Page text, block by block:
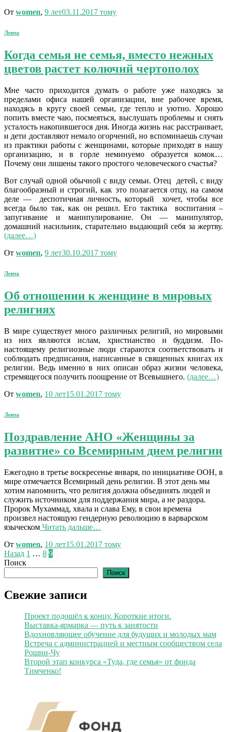
От women, 9 лет03.11.2017 тому
Лента
Когда семья не семья, вместо нежных
цветов растет колючий чертополох
Мне часто приходится думать о работе уже находясь за
пределами офиса нашей организации, вне рабочее время,
находясь в кругу своей семьи, где тепло и уютно. Хорошо
попить вместе чаю, посмеяться, выслушать проблемы и снять
усталость накопившегося дня. Иногда жизнь нас расстраивает,
и дети доставляют немало огорчений, но вспоминаешь случаи
из практики работы с женщинами, которые приходят в нашу
организацию, и в горле неминуемо образуется комок…
Почему они лишены такого простого человеческого счастья?
Вот случай одной обычной с виду семьи. Отец детей, с виду
благообразный и строгий, как это полагается отцу, на самом
деле — деспотичная личность, который хочет, чтобы все
всегда было так, как он решил. Его тактика воспитания –
запугивание и манипулирование. Он — манипулятор,
домашний насильник, старательно выдающий себя за жертву.
(далее…)
От women, 9 лет30.10.2017 тому
Лента
Об отношении к женщине в мировых
религиях
В мире существует много различных религий, но мировыми
из них являются ислам, христианство и буддизм. По-
настоящему религиозные люди стараются соответствовать и
соблюдать предписания, написанные в священных книгах их
религии. Ведь именно в них описан образ жизни человека,
стремящегося получить поощрение от Всевышнего. (далее…)
От women, 10 лет15.01.2017 тому
Лента
Поздравление АНО «Женщины за
развитие» со Всемирным днем религии
Ежегодно в третье воскресенье января, по инициативе ООН, в
мире отмечается Всемирный день религии. В этот день мы
хотим напомнить, что религия должна объединять людей и
служить источником для поддержания мира, а не раздора.
Пророк Мухаммад, хвала и слава Ему, в свои времена
произвел настоящую гендерную революцию в варварском
языческом Читать дальше…
От women, 10 лет15.01.2017 тому
Пагинация
записей
Назад 1 … 8 9
Поиск
Поиск
Свежие записи
Проект подошёл к концу. Короткие итоги.
Выставка-ярмарка — путь к занятости
Вдохновляющее обучение для будущих и молодых мам
Встреча с администрацией и местным сообществом села
Рошни-Чу
Второй этап конкурса «Туда, где семья» от фонда
Тимченко!